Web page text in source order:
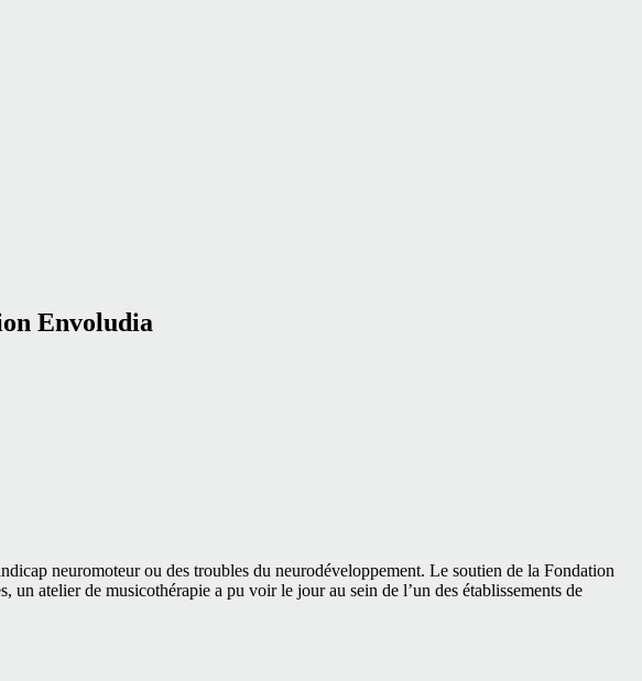
Envoludia
neuromoteur ou des troubles du neurodéveloppement. Le soutien de la Fondation
atelier de musicothérapie a pu voir le jour au sein de l’un des établissements de